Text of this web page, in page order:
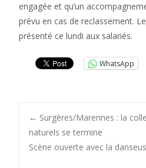
engagée et qu’un
prévu en cas de reclassement.
présenté ce lundi aux salariés.
WhatsApp
Post
← Surgères/Marennes : la
naturels se termine
Scène ouverte avec la